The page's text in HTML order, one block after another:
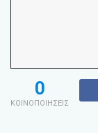
0
ΚΟΙΝΟΠΟΙΗΣΕΙΣ